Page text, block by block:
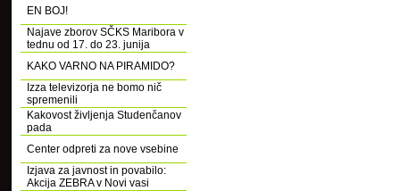
EN BOJ!
Najave zborov SČKS Maribora v
tednu od 17. do 23. junija
KAKO VARNO NA PIRAMIDO?
Izza televizorja ne bomo nič
spremenili
Kakovost življenja Studenčanov
pada
Center odpreti za nove vsebine
Izjava za javnost in povabilo:
Akcija ZEBRA v Novi vasi